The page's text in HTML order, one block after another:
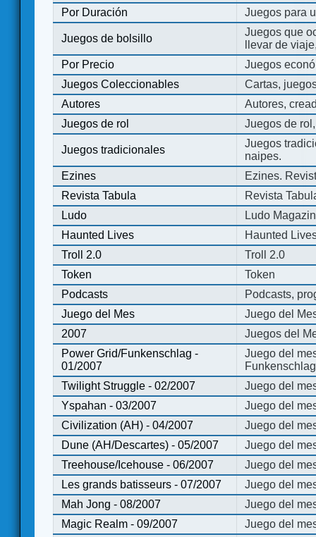
Por Duración
Juegos para
Juegos de bolsillo
Juegos que
llevar de
Por Precio
Juegos
Juegos Coleccionables
Cartas,
Autores
Autores,
Juegos de rol
Juegos de
Juegos tradicionales
Juegos
naipes.
Ezines
Ezines.
Revista Tabula
Revista
Ludo
Ludo
Haunted Lives
Haunted
Troll 2.0
Troll 2.0
Token
Token
Podcasts
Podcasts,
Juego del Mes
Juego del
2007
Juegos del
Power Grid/Funkenschlag -
01/2007
Juego del
Twilight Struggle - 02/2007
Juego del
Yspahan - 03/2007
Juego del
Civilization (AH) - 04/2007
Juego del
Dune (AH/Descartes) - 05/2007
Juego del
Treehouse/Icehouse - 06/2007
Juego del
Les grands batisseurs - 07/2007
Juego del
Mah Jong - 08/2007
Juego del
Magic Realm - 09/2007
Juego del